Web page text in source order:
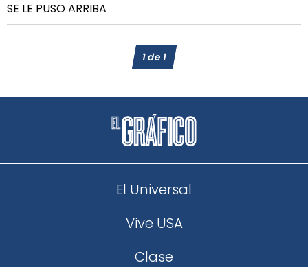
SE LE PUSO ARRIBA
1de1
El Universal
Vive USA
Clase